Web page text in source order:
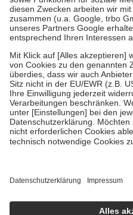
Zuzahlung zehn Prozent der
Verordnung.
Um das Engagement der
stärken und die besondere
fallenkeine Zuzahlungenan bei:
• Kindern und Jugendlichen bis
mit Ausnahme der Fahrkosten
• Untersuchungen zur Vorsorge
GKV getragen werden
• empfohlenen Schutzimpfungen
• Harn- und Blutteststreifen
getroffen, um sicherzustellen,
https://help.etrusted.com/hc/